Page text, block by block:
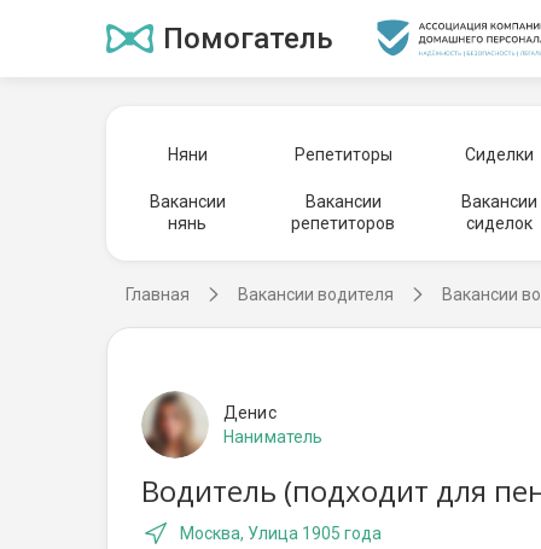
Помогатель
Няни Репетиторы Сиделки
Вакансии
нянь
Вакансии
репетиторов
Вакансии
сиделок
Главная Вакансии водителя Вакансии
Денис
Наниматель
Водитель (подходит для
Москва, Улица 1905 года